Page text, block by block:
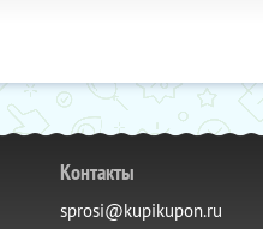
Контакты
sprosi@kupikupon.ru